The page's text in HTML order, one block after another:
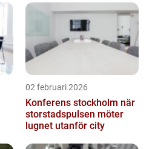
02 februari 2026
Konferens stockholm när
storstadspulsen möter
lugnet utanför city